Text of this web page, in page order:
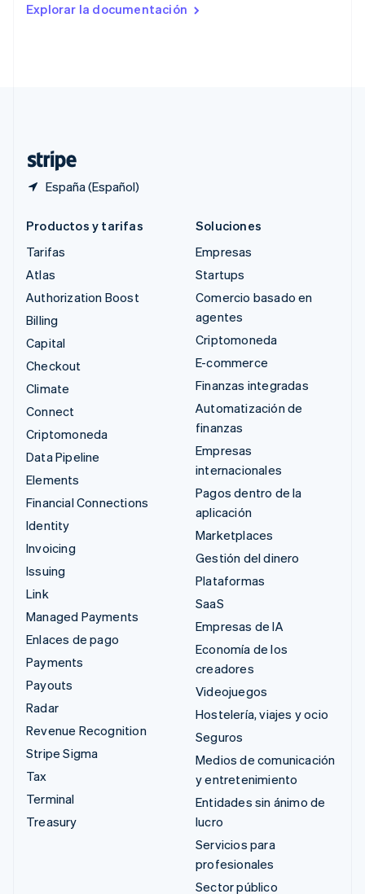
Explorar la documentación
España (Español)
English
Productos y tarifas
Tarifas
Atlas
Authorization Boost
Billing
Capital
Checkout
Climate
Connect
Criptomoneda
Data Pipeline
Elements
Financial Connections
Identity
Invoicing
Issuing
Link
Managed Payments
Enlaces de pago
Payments
Payouts
Radar
Revenue Recognition
Stripe Sigma
Tax
Terminal
Treasury
Soluciones
Empresas
Startups
Comercio basado en
agentes
Criptomoneda
E-commerce
Finanzas integradas
Automatización de
finanzas
Empresas
internacionales
Pagos dentro de la
aplicación
Marketplaces
Gestión del dinero
Plataformas
SaaS
Empresas de IA
Economía de los
creadores
Videojuegos
Hostelería, viajes y ocio
Seguros
Medios de comunicación
y entretenimiento
Entidades sin ánimo de
lucro
Servicios para
profesionales
Sector público